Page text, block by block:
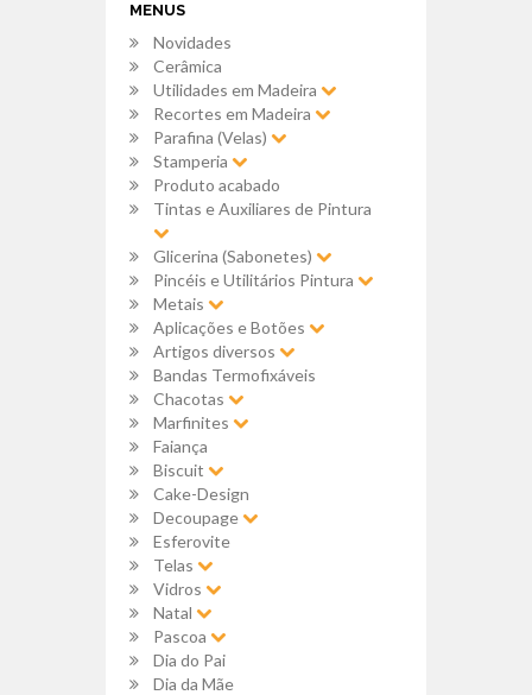
MENUS
Novidades
Cerâmica
Utilidades em Madeira
Recortes em Madeira
Parafina (Velas)
Stamperia
Produto acabado
Tintas e Auxiliares de Pintura
Glicerina (Sabonetes)
Pincéis e Utilitários Pintura
Metais
Aplicações e Botões
Artigos diversos
Bandas Termofixáveis
Chacotas
Marfinites
Faiança
Biscuit
Cake-Design
Decoupage
Esferovite
Telas
Vidros
Natal
Pascoa
Dia do Pai
Dia da Mãe